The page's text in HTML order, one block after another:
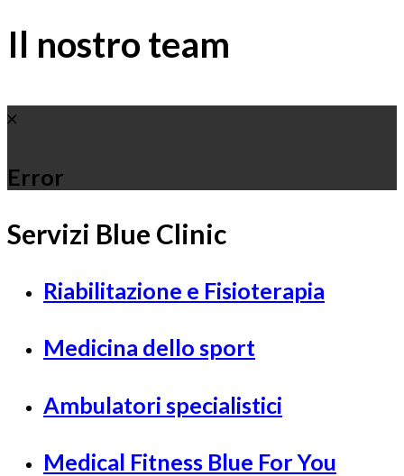
Il nostro team
Error
Servizi Blue Clinic
Riabilitazione e Fisioterapia
Medicina dello sport
Ambulatori specialistici
Medical Fitness Blue For You